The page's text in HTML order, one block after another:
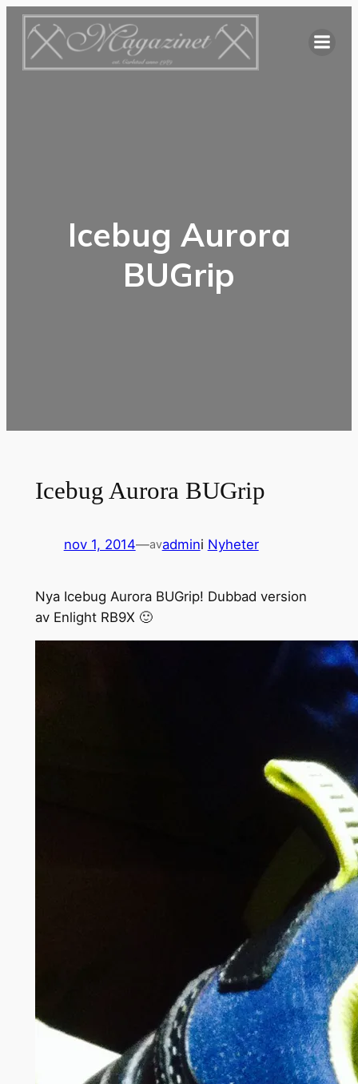
Hoppa
innehåll
Icebug Aurora
BUGrip
Icebug Aurora BUGrip
nov 1, 2014—avadmini Nyheter
Nya Icebug Aurora BUGrip! Dubbad version
av Enlight RB9X 🙂